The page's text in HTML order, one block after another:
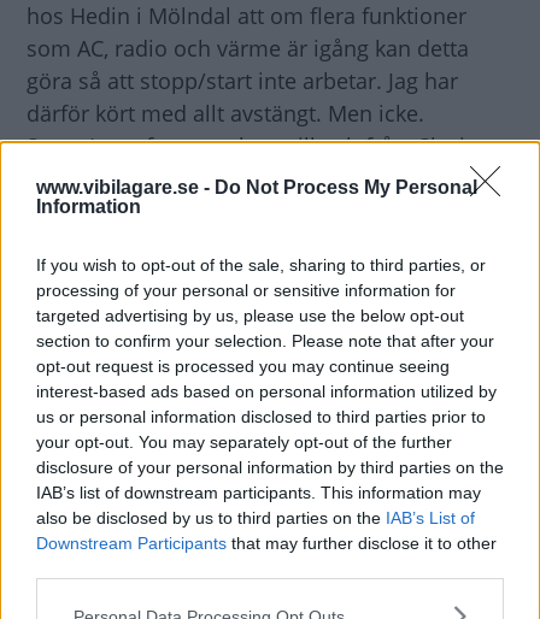
www.vibilagare.se - Do Not Process My Personal
Information
If you wish to opt-out of the sale, sharing to third parties, or
processing of your personal or sensitive information for
targeted advertising by us, please use the below opt-out
section to confirm your selection. Please note that after your
opt-out request is processed you may continue seeing
interest-based ads based on personal information utilized by
us or personal information disclosed to third parties prior to
your opt-out. You may separately opt-out of the further
disclosure of your personal information by third parties on the
IAB’s list of downstream participants. This information may
also be disclosed by us to third parties on the IAB’s List of
Downstream Participants that may further disclose it to other
Please note that this website/app uses one or more Google
hos Hedin i Mölndal att om flera funktioner
som AC, radio och värme är igång kan detta
göra så att stopp/start inte arbetar. Jag har
därför kört med allt avstängt. Men icke.
Stopp/start fungerar bara till och från. Ska inte
den funktionen ALLTID vara aktiv när motorn är
varm?
Svar:
Om inte symbolen med ECO tänds upp i grön
färg i kombiinstrumentet är detta en indikering
på att det inte finns en balans i bilens
energisystem som möjliggör en avstängning av
motorn när bilen stannar. Om ECO-symbolen
inte lyser kan det bero på en mängd olika
faktorer. En auktoriserad verkstad kan fastställa
diagnosutrustning under en provkörning och